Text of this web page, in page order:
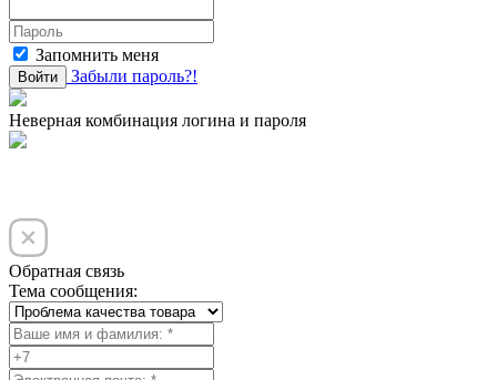
Запомнить меня
Войти Забыли пароль?!
Неверная комбинация логина и пароля
Обратная связь
Тема сообщения: